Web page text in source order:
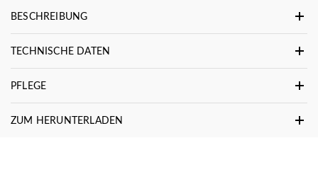
BESCHREIBUNG
TECHNISCHE DATEN
PFLEGE
ZUM HERUNTERLADEN